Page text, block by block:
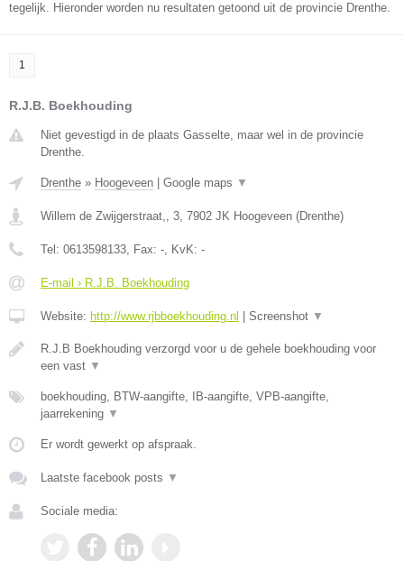
tegelijk. Hieronder worden nu resultaten getoond uit de provincie Drenthe.
1
R.J.B. Boekhouding
Niet gevestigd in de plaats Gasselte, maar wel in de provincie
Drenthe.
Drenthe » Hoogeveen Google maps ▼
Willem de Zwijgerstraat,, 3, 7902 JK Hoogeveen (Drenthe)
Tel: 0613598133, Fax: -, KvK: -
E-mail › R.J.B. Boekhouding
Website: http://www.rjbboekhouding.nl Screenshot ▼
R.J.B Boekhouding verzorgd voor u de gehele boekhouding voor
een vast ▼
boekhouding, BTW-aangifte, IB-aangifte, VPB-aangifte,
jaarrekening ▼
Er wordt gewerkt op afspraak.
Laatste facebook posts ▼
Sociale media: